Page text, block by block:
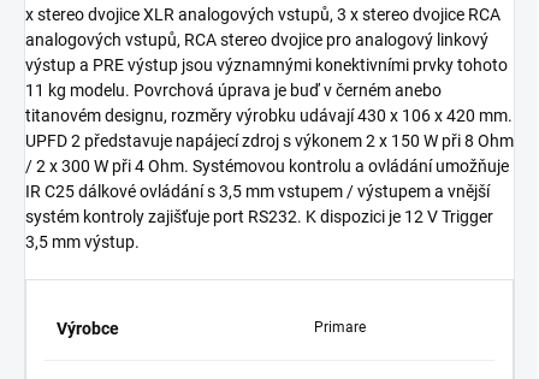
x stereo dvojice XLR analogových vstupů, 3 x stereo dvojice RCA
analogových vstupů, RCA stereo dvojice pro analogový linkový
výstup a PRE výstup jsou významnými konektivními prvky tohoto
11 kg modelu. Povrchová úprava je buď v černém anebo
titanovém designu, rozměry výrobku udávají 430 x 106 x 420 mm.
UPFD 2 představuje napájecí zdroj s výkonem 2 x 150 W při 8 Ohm
/ 2 x 300 W při 4 Ohm. Systémovou kontrolu a ovládání umožňuje
IR C25 dálkové ovládání s 3,5 mm vstupem / výstupem a vnější
systém kontroly zajišťuje port RS232. K dispozici je 12 V Trigger
3,5 mm výstup.
Výrobce Primare